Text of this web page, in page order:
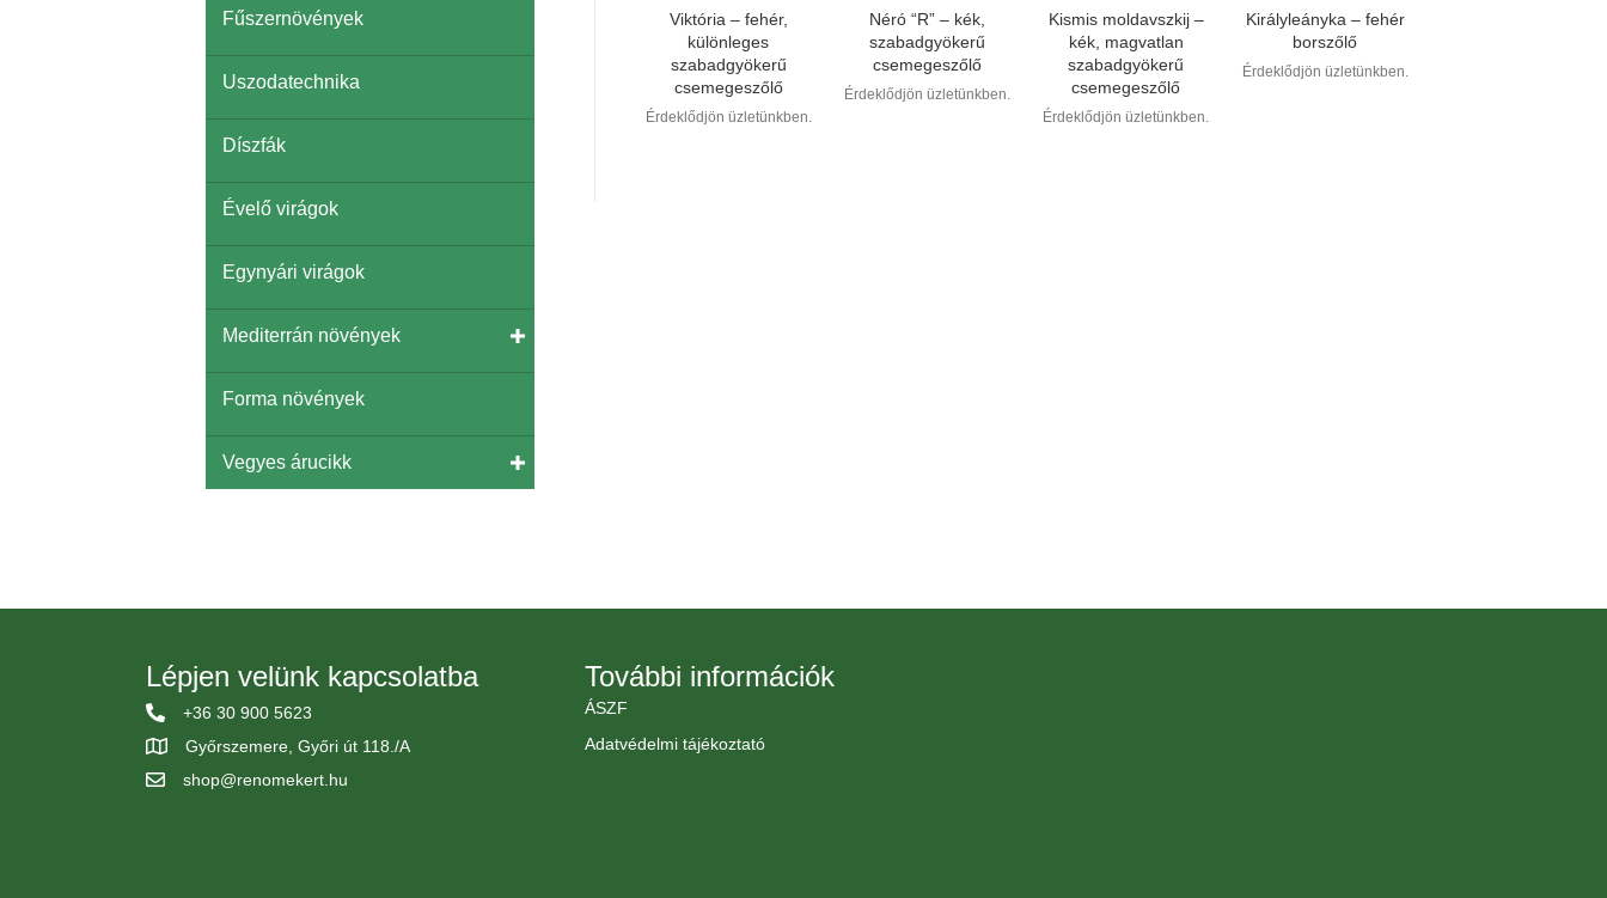
Viktória – fehér,
különleges
szabadgyökerű
csemegeszőlő
Érdeklődjön üzletünkben.
Néró “R” – kék,
szabadgyökerű
csemegeszőlő
Érdeklődjön üzletünkben.
Kismis moldavszkij –
kék, magvatlan
szabadgyökerű
csemegeszőlő
Érdeklődjön üzletünkben.
Királyleányka – fehér
borszőlő
Érdeklődjön üzletünkben.
Fűszernövények
Uszodatechnika
Díszfák
Évelő virágok
Egynyári virágok
Mediterrán növények
Forma növények
Vegyes árucikk
Lépjen velünk kapcsolatba
+36 30 900 5623
Győrszemere, Győri út 118./A
shop@renomekert.hu
További információk
ÁSZF
Adatvédelmi tájékoztató